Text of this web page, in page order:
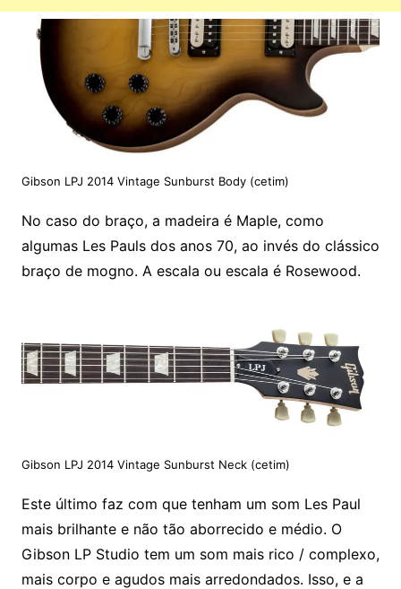
Gibson LPJ 2014 Vintage Sunburst Body (cetim)
No caso do braço, a madeira é Maple, como
algumas Les Pauls dos anos 70, ao invés do clássico
braço de mogno. A escala ou escala é Rosewood.
Gibson LPJ 2014 Vintage Sunburst Neck (cetim)
Este último faz com que tenham um som Les Paul
mais brilhante e não tão aborrecido e médio. O
Gibson LP Studio tem um som mais rico / complexo,
mais corpo e agudos mais arredondados. Isso, e a